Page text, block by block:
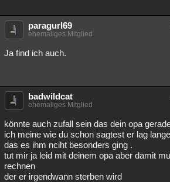
paragurl69
ehemaliges Mitglied
Ja find ich auch.
badwildcat
ehemaliges Mitglied
könnte auch zufall sein das dein opa
ich meine wie du schon sagtest er lag
das es ihm nciht besonders ging .
tut mir ja leid mit deinem opa aber damit
rechnen
der er irgendwann sterben wird